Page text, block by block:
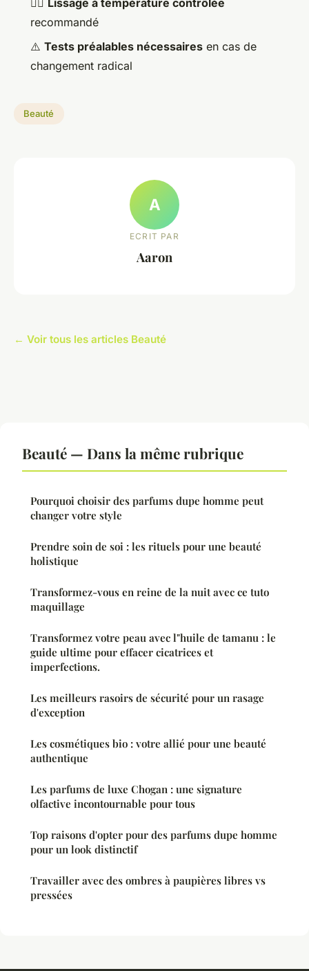
🧖‍♀️ Lissage à température contrôlée
recommandé
⚠️ Tests préalables nécessaires en cas de
changement radical
Beauté
A
ECRIT PAR
Aaron
← Voir tous les articles Beauté
Beauté — Dans la même rubrique
Pourquoi choisir des parfums dupe homme peut
changer votre style
Prendre soin de soi : les rituels pour une beauté
holistique
Transformez-vous en reine de la nuit avec ce tuto
maquillage
Transformez votre peau avec l"huile de tamanu : le
guide ultime pour effacer cicatrices et
imperfections.
Les meilleurs rasoirs de sécurité pour un rasage
d'exception
Les cosmétiques bio : votre allié pour une beauté
authentique
Les parfums de luxe Chogan : une signature
olfactive incontournable pour tous
Top raisons d'opter pour des parfums dupe homme
pour un look distinctif
Travailler avec des ombres à paupières libres vs
pressées